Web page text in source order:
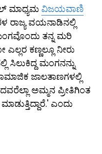
ಮಾಧ್ಯಮ ವಿಜಯವಾಣಿ
ರಾಜ್ಯ ವಯನಾಡಿನಲ್ಲಿ
ತನ್ನ ಮರಿ
ಕಣ್ಣಲ್ಲೂ ನೀರು
ಸಿಲುಕಿದ್ದ ಮಂಗನನ್ನು
ಜಾಲತಾಣಗಳಲ್ಲಿ
ಅಮ್ಮನ ಪ್ರೀತಿಗಿಂತ
ಎಂದು